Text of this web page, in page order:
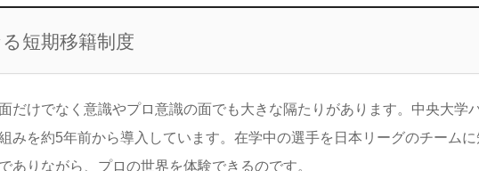
短期移籍制度
だけでなく意識やプロ意識の面でも大きな隔たりがあります。中央大学
みを約5年前から導入しています。在学中の選手を日本リーグのチームに
りながら、プロの世界を体験できるのです。